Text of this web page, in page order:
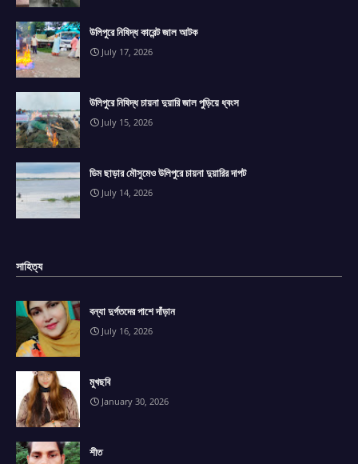
উলিপুরে নিষিদ্ধ কারেন্ট জাল আটক
July 17, 2026
উলিপুরে নিষিদ্ধ চায়না দুয়ারি জাল পুড়িয়ে ধ্বংস
July 15, 2026
ডিম ছাড়ার মৌসুমেও উলিপুরে চায়না দুয়ারির দাপট
July 14, 2026
সাহিত্য
বন্যা দুর্গতদের পাশে দাঁড়ান
July 16, 2026
মুখছবি
January 30, 2026
শীত